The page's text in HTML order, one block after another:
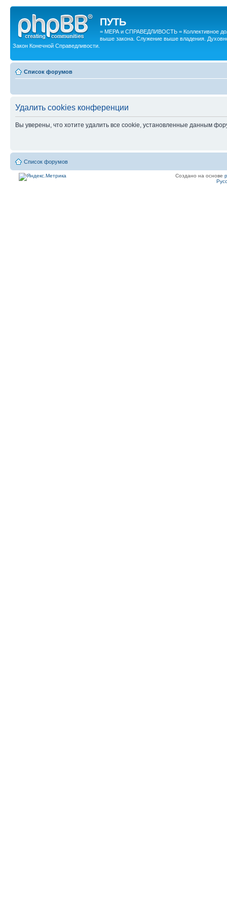
ПУТЬ
= МЕРА и СПРАВЕДЛИВОСТЬ = Коллективное
выше закона. Служение выше владения.
Закон Конечной Справедливости.
Список форумов
Удалить cookies конференции
Вы уверены, что хотите удалить все cookie, установленные данным
Список форумов
Создано на основе